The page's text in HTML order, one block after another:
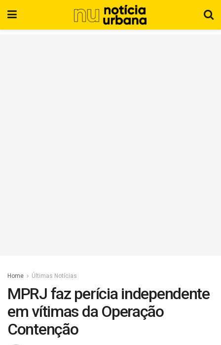
Home Últimas Notícias
MPRJ faz perícia independente
em vítimas da Operação
Contenção